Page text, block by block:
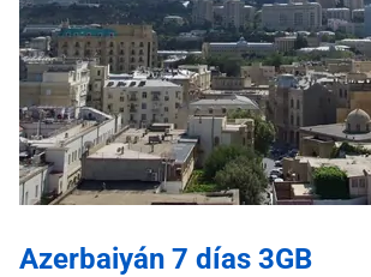
Azerbaiyán 7 días 3GB